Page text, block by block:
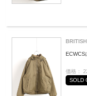
ECWCS
価格：
SOLD